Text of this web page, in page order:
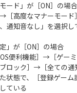
ード」が［ON］の場合
［高度なマナーモード
通知音なし」を選択し
」が［ON］の場合
便利機能］→［ゲー
ロック］→［全ての通
状態で、［登録ゲーム
ている